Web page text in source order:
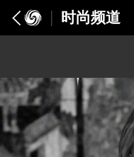
时尚频道